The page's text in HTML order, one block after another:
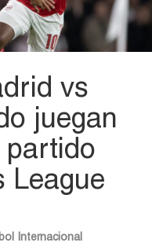
vs
juegan
partido
League
Internacional